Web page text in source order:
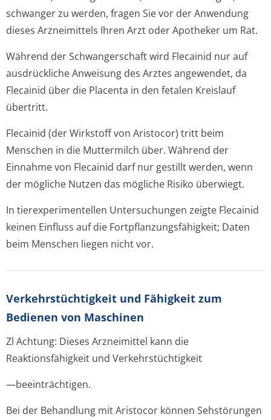
schwanger zu werden, fragen Sie vor der Anwendung
dieses Arzneimittels Ihren Arzt oder Apotheker um Rat.
Während der Schwangerschaft wird Flecainid nur auf
ausdrückliche Anweisung des Arztes angewendet, da
Flecainid über die Placenta in den fetalen Kreislauf
übertritt.
Flecainid (der Wirkstoff von Aristocor) tritt beim
Menschen in die Muttermilch über. Während der
Einnahme von Flecainid darf nur gestillt werden, wenn
der mögliche Nutzen das mögliche Risiko überwiegt.
In tierexperimentellen Untersuchungen zeigte Flecainid
keinen Einfluss auf die Fortpflanzungsfähig­keit; Daten
beim Menschen liegen nicht vor.
Verkehrstüchtig­keit und Fähigkeit zum
Bedienen von Maschinen
Zl Achtung: Dieses Arzneimittel kann die
Reaktionsfähigkeit und Verkehrstüchtigkeit
—beeinträchtigen.
Bei der Behandlung mit Aristocor können Sehstörungen